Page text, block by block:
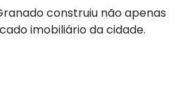
construiu não apenas
imobiliário da cidade.